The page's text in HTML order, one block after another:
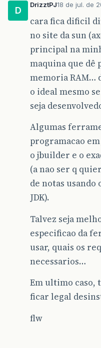
D
DrizztPJ18 de jul. de
cara fica dificil
no site da sun
principal na
maquina que dê
memoria RAM…
o ideal mesmo
seja
Algumas
programacao em
o jbuilder e o
(a nao ser q
de notas
JDK).
Talvez seja
especificao da
usar, quais os
necessarios…
Em ultimo caso,
ficar legal
flw